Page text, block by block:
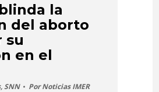
la
del aborto
su
en el
,SNN PorNoticias IMER